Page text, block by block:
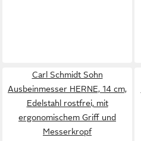
Carl Schmidt Sohn
Ausbeinmesser HERNE, 14 cm,
Edelstahl rostfrei, mit
ergonomischem Griff und
Messerkropf